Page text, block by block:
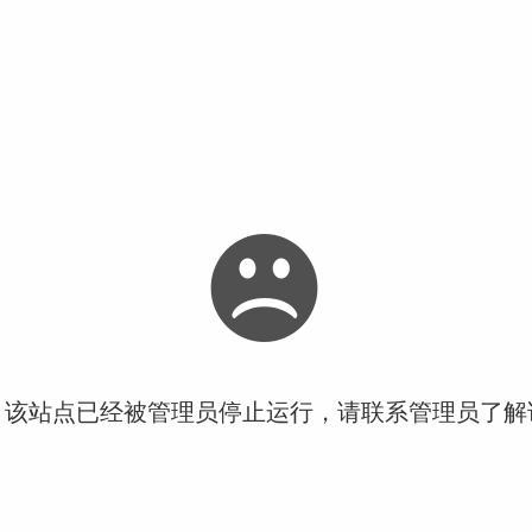
站点已经被管理员停止运行，请联系管理员了